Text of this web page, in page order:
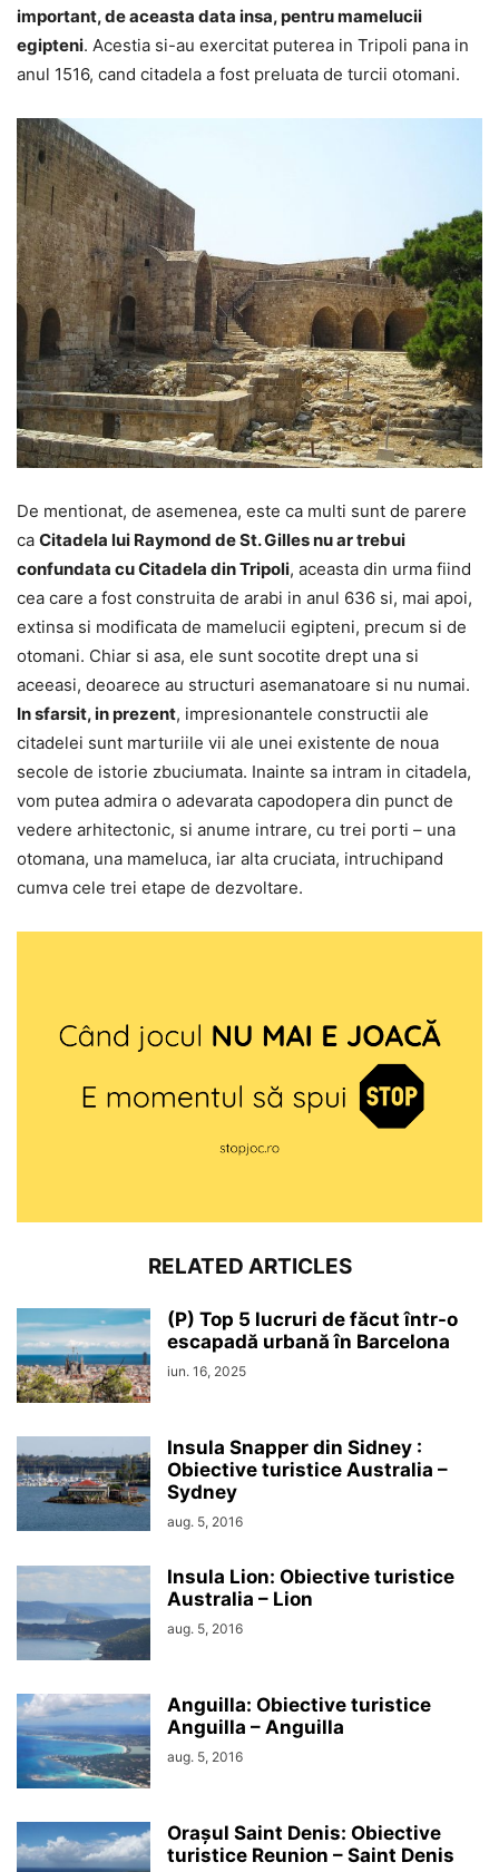
important, de aceasta data insa, pentru mamelucii
egipteni. Acestia si-au exercitat puterea in Tripoli pana in
anul 1516, cand citadela a fost preluata de turcii otomani.
De mentionat, de asemenea, este ca multi sunt de parere
ca Citadela lui Raymond de St. Gilles nu ar trebui
confundata cu Citadela din Tripoli, aceasta din urma fiind
cea care a fost construita de arabi in anul 636 si, mai apoi,
extinsa si modificata de mamelucii egipteni, precum si de
otomani. Chiar si asa, ele sunt socotite drept una si
aceeasi, deoarece au structuri asemanatoare si nu numai.
In sfarsit, in prezent, impresionantele constructii ale
citadelei sunt marturiile vii ale unei existente de noua
secole de istorie zbuciumata. Inainte sa intram in citadela,
vom putea admira o adevarata capodopera din punct de
vedere arhitectonic, si anume intrare, cu trei porti – una
otomana, una mameluca, iar alta cruciata, intruchipand
cumva cele trei etape de dezvoltare.
RELATED ARTICLES
(P) Top 5 lucruri de făcut într-o
escapadă urbană în Barcelona
iun. 16, 2025
Insula Snapper din Sidney :
Obiective turistice Australia –
Sydney
aug. 5, 2016
Insula Lion: Obiective turistice
Australia – Lion
aug. 5, 2016
Anguilla: Obiective turistice
Anguilla – Anguilla
aug. 5, 2016
Orașul Saint Denis: Obiective
turistice Reunion – Saint Denis